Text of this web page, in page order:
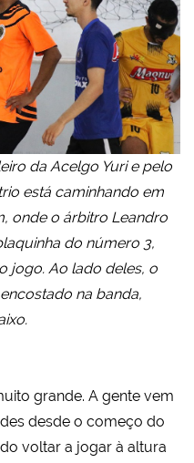
da Acelgo Yuri e pelo
está caminhando em
onde o árbitro Leandro
do número 3,
jogo. Ao lado deles, o
na banda,
grande. A gente vem
desde o começo do
voltar a jogar à altura